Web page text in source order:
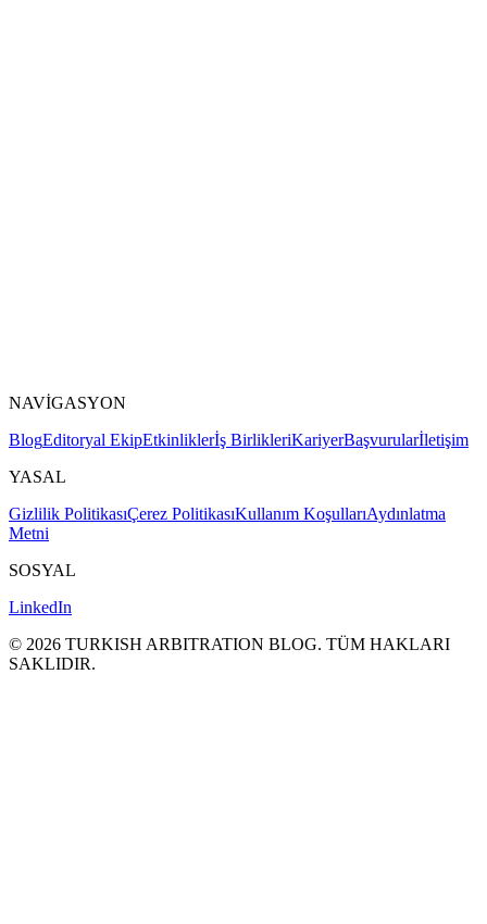
NAVİGASYON
BlogEditoryal EkipEtkinliklerİş BirlikleriKariyerBaşvurularİletişim
YASAL
Gizlilik PolitikasıÇerez PolitikasıKullanım KoşullarıAydınlatma
Metni
SOSYAL
LinkedIn
© 2026 TURKISH ARBITRATION BLOG. TÜM HAKLARI
SAKLΙDIR.